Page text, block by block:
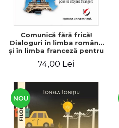
Comunică fără frică!
Dialoguri în limba română
şi în limba franceză pentru
străini/Communique sans
roumain et en français
pour les citoyens
étrangers
74,00 Lei
NOU